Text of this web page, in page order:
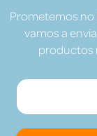
Prometemos no
vamos a
productos